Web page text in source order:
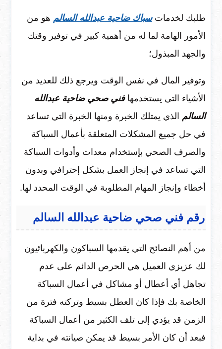
طلبك لخدماتسباك ضاحية عبدالله السالم هو من
الأمور الهامة لما له من أهمية كبير في توفير وقتك
والجهد المبذول؛
وتوفير المال في نفس الوقت ويرجع ذلك للعديد من
الأشياء التي يستخدمهافني صحي ضاحية عبدالله
السالم الذي يمتلك الخبرة ومنها الخبرة التي تساعد
في حل جميع المشكلات المتعلقة بأعمال السباكة
والصرف الصحي بإستخدام معدات وأدوات السباكة
التي تساعد في إنجاز العمل بشكل إحترافي وبدون
أخطاء وإنجاز المهام المطلوبة في الوقت المحدد لها.
رقم فني صحي ضاحية عبدالله السالم
من أهم النصائح التي يقدمها السباكون والكهربائيون
لك عزيزي العميل هي الحرص الدائم على عدم
تجاهل أي أعطال أو مشاكل في أعمال السباكة
الخاصة بك فإذا كان العطل بسيط وتركته فترة من
الزمن قد يؤدي إلى تلف الكثير من أعمال السباكة
فبعد أن كان الأمر بسيط قد يمكن صيانته في بداية